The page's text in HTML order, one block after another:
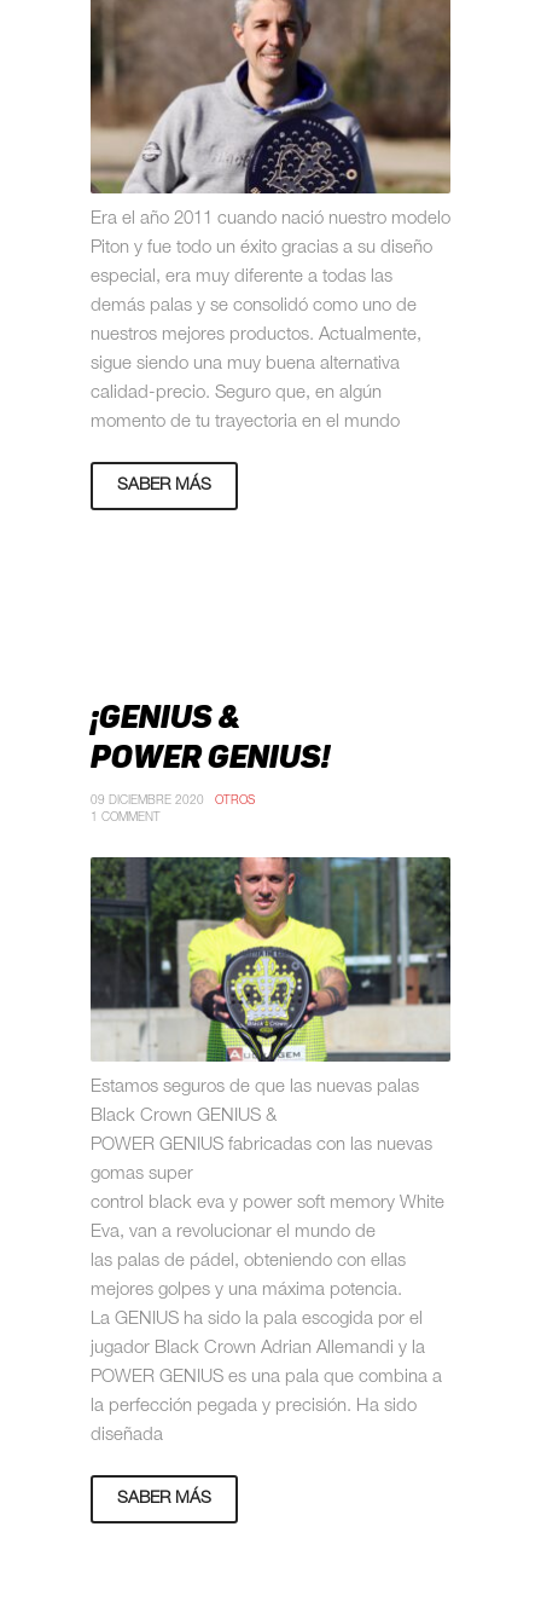
Era el año 2011 cuando nació nuestro modelo
Piton y fue todo un éxito gracias a su diseño
especial, era muy diferente a todas las
demás palas y se consolidó como uno de
nuestros mejores productos. Actualmente,
sigue siendo una muy buena alternativa
calidad-precio. Seguro que, en algún
momento de tu trayectoria en el mundo
SABER MÁS
¡GENIUS &
POWER GENIUS!
09 DICIEMBRE 2020
OTROS
1 COMMENT
Estamos seguros de que las nuevas palas
Black Crown GENIUS &
POWER GENIUS fabricadas con las nuevas
gomas super
control black eva y power soft memory White
Eva, van a revolucionar el mundo de
las palas de pádel, obteniendo con ellas
mejores golpes y una máxima potencia.
La GENIUS ha sido la pala escogida por el
jugador Black Crown Adrian Allemandi y la
POWER GENIUS es una pala que combina a
la perfección pegada y precisión. Ha sido
diseñada
SABER MÁS